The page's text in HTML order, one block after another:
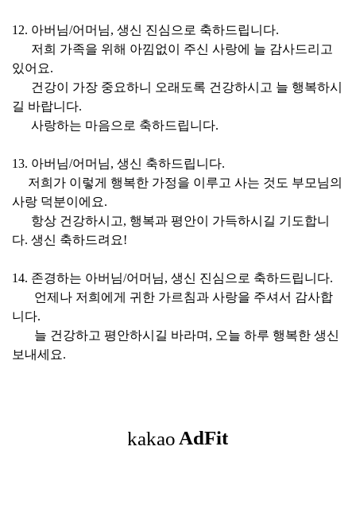
12. 아버님/어머님, 생신 진심으로 축하드립니다.
저희 가족을 위해 아낌없이 주신 사랑에 늘 감사드리고
있어요.
건강이 가장 중요하니 오래도록 건강하시고 늘 행복하시
길 바랍니다.
사랑하는 마음으로 축하드립니다.
13. 아버님/어머님, 생신 축하드립니다.
저희가 이렇게 행복한 가정을 이루고 사는 것도 부모님의
사랑 덕분이에요.
항상 건강하시고, 행복과 평안이 가득하시길 기도합니
다. 생신 축하드려요!
14. 존경하는 아버님/어머님, 생신 진심으로 축하드립니다.
언제나 저희에게 귀한 가르침과 사랑을 주셔서 감사합
니다.
늘 건강하고 평안하시길 바라며, 오늘 하루 행복한 생신
보내세요.